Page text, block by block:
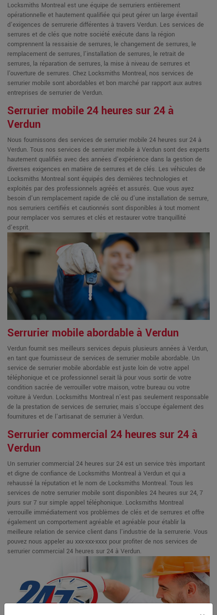
Locksmiths Montreal est une équipe de serruriers entièrement
opérationnelle et hautement qualifiée qui peut gérer un large éventail
d'exigences de serrurerie différentes à travers Verdun. Les services de
serrures et de clés que notre société exécute dans la région
comprennent la ressaisie de serrures, le changement de serrures, le
remplacement de serrures, l'installation de serrures, le retrait de
serrures, la réparation de serrures, la mise à niveau de serrures et
l'ouverture de serrures. Chez Locksmiths Montreal, nos services de
serrurier mobile sont abordables et bon marché par rapport aux autres
entreprises de serrurier de Verdun.
Serrurier mobile 24 heures sur 24 à
Verdun
Nous fournissons des services de serrurier mobile 24 heures sur 24 à
Verdun. Tous nos services de serrurier mobile à Verdun sont des experts
hautement qualifiés avec des années d'expérience dans la gestion de
diverses exigences en matière de serrures et de clés. Les véhicules de
Locksmiths Montreal sont équipés des dernières technologies et
exploités par des professionnels agréés et assurés. Que vous ayez
besoin d'un remplacement rapide de clé ou d'une installation de serrure,
nos serruriers certifiés et cautionnés sont disponibles à tout moment
pour remplacer vos serrures et clés et restaurer votre tranquillité
d'esprit.
Serrurier mobile abordable à Verdun
Verdun fournit ses meilleurs services depuis plusieurs années à Verdun,
en tant que fournisseur de services de serrurier mobile abordable. Un
service de serrurier mobile abordable est juste loin de votre appel
téléphonique et ce professionnel serait là pour vous sortir de votre
condition sacrée de verrouiller votre maison, votre bureau ou votre
voiture à Verdun. Locksmiths Montreal n'est pas seulement responsable
de la prestation de services de serrurier, mais s'occupe également des
fournitures et de l'artisanat de serrurier à Verdun.
Serrurier commercial 24 heures sur 24 à
Verdun
Un serrurier commercial 24 heures sur 24 est un service très important
et digne de confiance de Locksmiths Montreal à Verdun et qui a
rehaussé la réputation et le nom de Locksmiths Montreal. Tous les
services de notre serrurier mobile sont disponibles 24 heures sur 24, 7
jours sur 7 sur simple appel téléphonique. Locksmiths Montreal
verrouille immédiatement vos problèmes de clés et de serrures et offre
également un comportement agréable et agréable pour établir la
meilleure relation de service client dans l'industrie de la serrurerie. Vous
pouvez nous appeler au xxx-xxx-xxxx pour profiter de nos services de
serrurier commercial 24 heures sur 24 à Verdun.